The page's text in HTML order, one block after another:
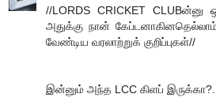
//LORDS CRICKET
அதுக்கு நான்
வேண்டிய வரலாற்றுக் குறிப்புகள்//
இன்னும் அந்த LCC கிளப் இருக்கா?.